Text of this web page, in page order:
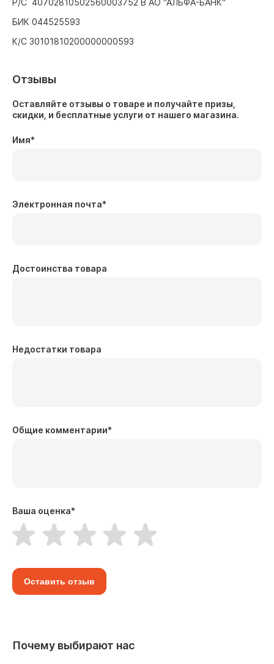
Р/С 40702810502560003752 В АО "АЛЬФА-БАНК"
БИК 044525593
К/С 30101810200000000593
Отзывы
Оставляйте отзывы о товаре и получайте призы,
скидки, и бесплатные услуги от нашего магазина.
Имя*
Электронная почта*
Достоинства товара
Недостатки товара
Общие комментарии*
Ваша оценка*
Оставить отзыв
Почему выбирают нас